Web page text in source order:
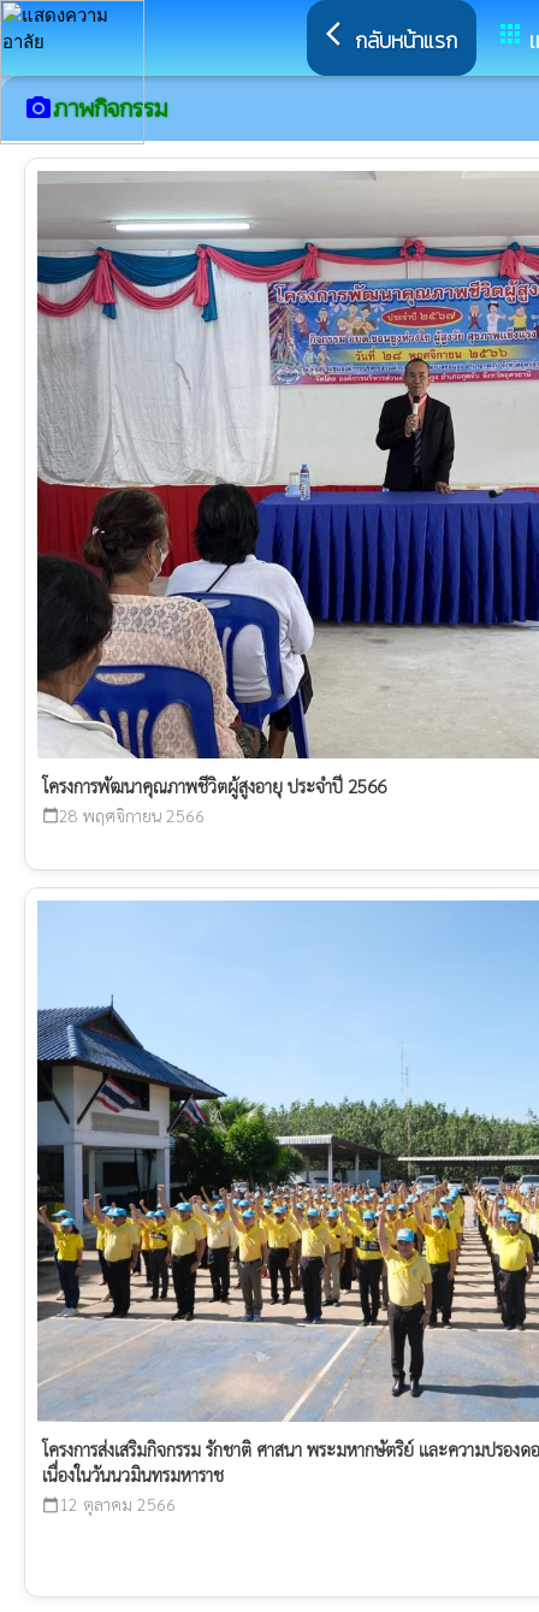
arrow_back_ios กลับหน้าแรก apps
camera_altภาพกิจกรรม
โครงการพัฒนาคุณภาพชีวิตผู้สูงอายุ ประจำปี 2566
calendar_today28 พฤศจิกายน 2566
โครงการส่งเสริมกิจกรรม รักชาติ ศาสนา พระมหากษัตริย์ และความปรอง
เนื่องในวันนวมินทรมหาราช
calendar_today 12 ตุลาคม 2566